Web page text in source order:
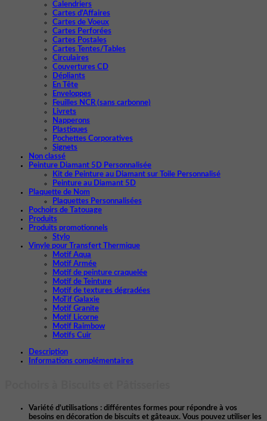
Calendriers
Cartes d'Affaires
Cartes de Voeux
Cartes Perforées
Cartes Postales
Cartes Tentes/Tables
Circulaires
Couvertures CD
Dépliants
En Tête
Enveloppes
Feuilles NCR (sans carbonne)
Livrets
Napperons
Plastiques
Pochettes Corporatives
Signets
Non classé
Peinture Diamant 5D Personnalisée
Kit de Peinture au Diamant sur Toile Personnalisé
Peinture au Diamant 5D
Plaquette de Nom
Plaquettes Personnalisées
Pochoirs de Tatouage
Produits
Produits promotionnels
Stylo
Vinyle pour Transfert Thermique
Motif Aqua
Motif Armée
Motif de peinture craquelée
Motif de Teinture
Motif de textures dégradées
MoTif Galaxie
Motif Granite
Motif Licorne
Motif Raimbow
Motifs Cuir
Description
Informations complémentaires
Variété d’utilisations : différentes formes pour répondre à vos
besoins en décoration de biscuits et gâteaux. Vous pouvez utiliser les